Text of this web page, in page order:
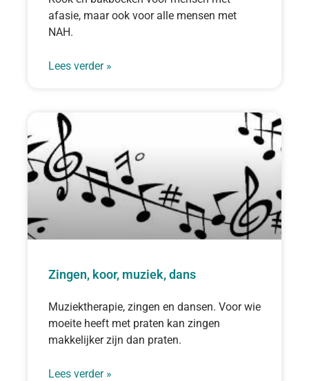
afasie, maar ook voor alle mensen met
NAH.
Lees verder »
Zingen, koor, muziek, dans
Muziektherapie, zingen en dansen. Voor wie
moeite heeft met praten kan zingen
makkelijker zijn dan praten.
Lees verder »